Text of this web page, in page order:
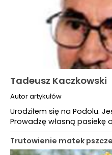
Tadeusz Kaczkowski
Autor artykułów
Urodziłem się na Podolu.
Prowadzę własną pasiekę
Trutowienie matek